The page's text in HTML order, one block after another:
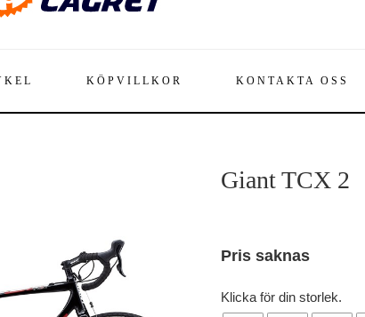
KÖPVILLKOR KONTAKTA OSS
Giant TCX 2
Pris saknas
Klicka för din storlek.